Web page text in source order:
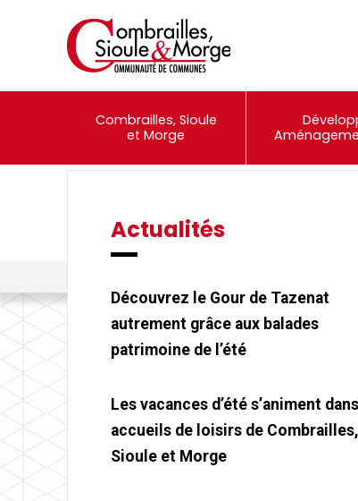
Combrailles, Sioule
et Morge
Événements
Actualités
Découvrez le Gour de Tazenat
autrement grâce aux balades
patrimoine de l’été
Les vacances d’été s’animent
accueils de loisirs de Combrailles,
Sioule et Morge